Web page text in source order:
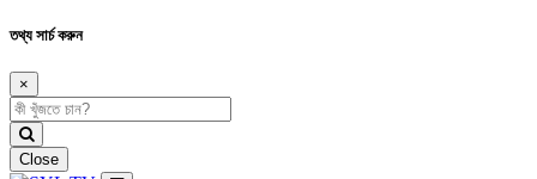
তথ্য সার্চ করুন
×
Close